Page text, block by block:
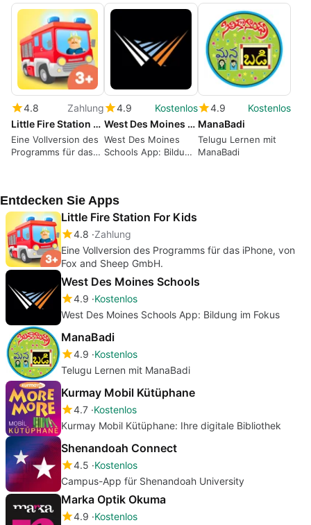
4.8
Zahlung
Little Fire Station For Kids
Eine Vollversion des
Programms für das
4.9
Kostenlos
West Des Moines Schools
West Des Moines
Schools App: Bildung
4.9
Kostenlos
ManaBadi
Telugu Lernen mit
ManaBadi
Entdecken Sie Apps
Little Fire Station For Kids
4.8 Zahlung
Eine Vollversion des Programms für das iPhone, von
Fox and Sheep GmbH.
West Des Moines Schools
4.9 Kostenlos
West Des Moines Schools App: Bildung im Fokus
ManaBadi
4.9 Kostenlos
Telugu Lernen mit ManaBadi
Kurmay Mobil Kütüphane
4.7 Kostenlos
Kurmay Mobil Kütüphane: Ihre digitale Bibliothek
Shenandoah Connect
4.5 Kostenlos
Campus-App für Shenandoah University
Marka Optik Okuma
4.9 Kostenlos